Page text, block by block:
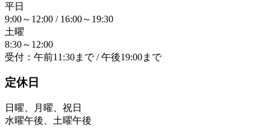
平日
9:00～12:00 / 16:00～19:30
土曜
8:30～12:00
受付：午前11:30まで / 午後19:00まで
定休日
日曜、月曜、祝日
水曜午後、土曜午後